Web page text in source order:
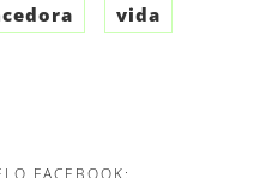
vida
FACEBOOK: